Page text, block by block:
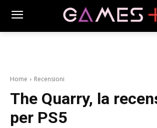
Home Recensioni
The Quarry, la
per PS5